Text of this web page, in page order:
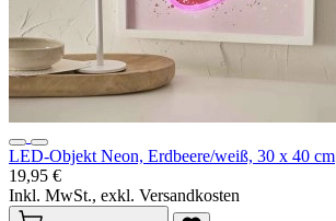
LED-Objekt Neon, Erdbeere/weiß, 30 x 40 cm
19,95 €
Inkl. MwSt., exkl. Versandkosten